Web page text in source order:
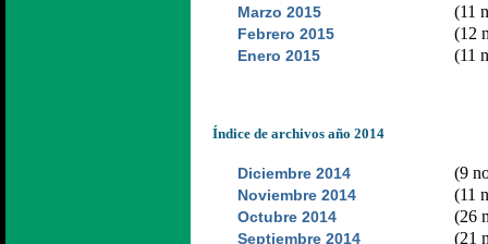
Marzo 2015 (11
Febrero 2015 (12
Enero 2015 (11
Índice de archivos año 2014
Diciembre 2014 (9
Noviembre 2014 (11
Octubre 2014 (26
Septiembre 2014 (21